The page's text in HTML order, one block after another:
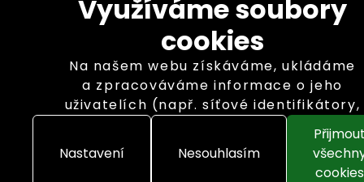
Využíváme soubory
cookies
Na našem webu získáváme, ukládáme
a zpracováváme informace o jeho
uživatelích (např. síťové identifikátory,
údaje o tom, jak procházíte naše
stránky, nebo jaký obsah vás zajímá).
K tomuto účelu využíváme soubory
Nastavení Nesouhlasím
cookies
Copyright © GARLAND distributor, s.r.o. 2026